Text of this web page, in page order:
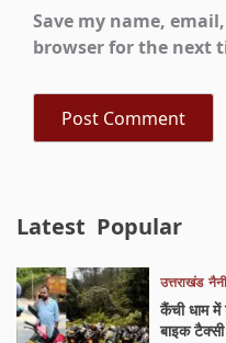
Save my name,
browser for the next
Latest Popular
उत्तराखंड
कैंची धाम में
बाइक